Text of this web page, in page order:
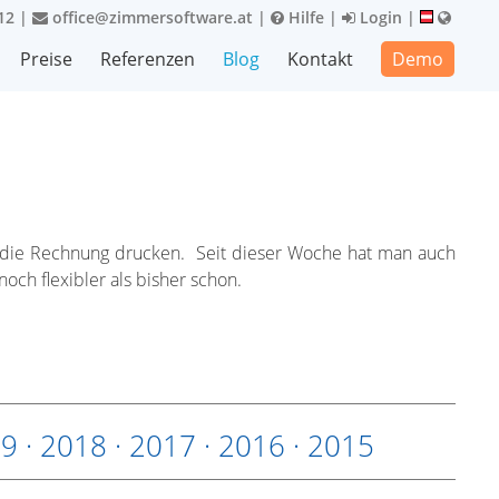
| office@zimmersoftware.at | Hilfe | Login |
Preise Referenzen Blog Kontakt Demo
Rechnung drucken. Seit dieser Woche hat man auch
flexibler als bisher schon.
· 2018 · 2017 · 2016 · 2015